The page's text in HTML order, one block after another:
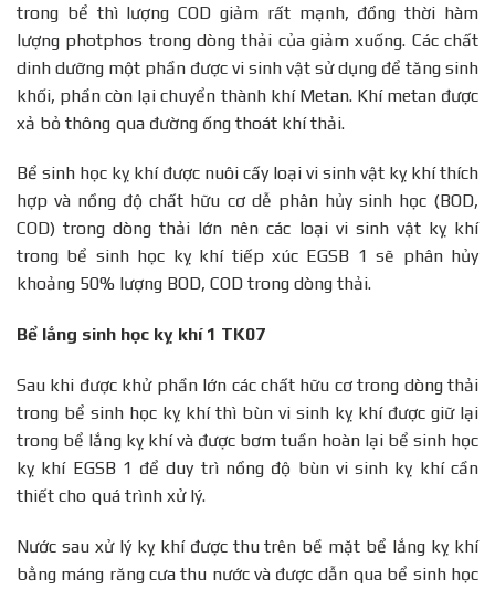
trong bể thì lượng COD giảm rất mạnh, đồng thời hàm
lượng photphos trong dòng thải của giảm xuống. Các chất
dinh dưỡng một phần được vi sinh vật sử dụng để tăng sinh
khối, phần còn lại chuyển thành khí Metan. Khí metan được
xả bỏ thông qua đường ống thoát khí thải.
Bể sinh học kỵ khí được nuôi cấy loại vi sinh vật kỵ khí thích
hợp và nồng độ chất hữu cơ dễ phân hủy sinh học (BOD,
COD) trong dòng thải lớn nên các loại vi sinh vật kỵ khí
trong bể sinh học kỵ khí tiếp xúc EGSB 1 sẽ phân hủy
khoảng 50% lượng BOD, COD trong dòng thải.
Bể lắng sinh học kỵ khí 1 TK07
Sau khi được khử phần lớn các chất hữu cơ trong dòng thải
trong bể sinh học kỵ khí thì bùn vi sinh kỵ khí được giữ lại
trong bể lắng kỵ khí và được bơm tuần hoàn lại bể sinh học
kỵ khí EGSB 1 để duy trì nồng độ bùn vi sinh kỵ khí cần
thiết cho quá trình xử lý.
Nước sau xử lý kỵ khí được thu trên bề mặt bể lắng kỵ khí
bằng máng răng cưa thu nước và được dẫn qua bể sinh học